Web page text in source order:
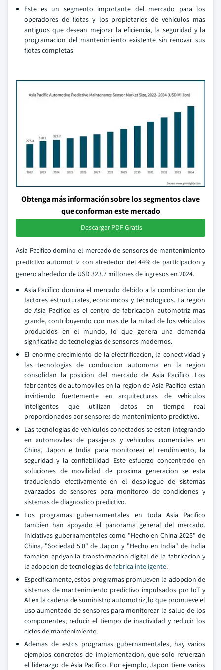
Este es un segmento importante del mercado para los
operadores de flotas y los propietarios de vehiculos mas
antiguos que desean mejorar la eficiencia, la seguridad y la
programacion del mantenimiento existente sin renovar sus
flotas completas.
Obtenga más información sobre los segmentos clave
que conforman este mercado
Descargar PDF Gratis
Asia Pacifico domino el mercado de sensores de mantenimiento
predictivo automotriz con alrededor del 44% de participacion y
genero alrededor de USD 323.7 millones de ingresos en 2024.
Asia Pacifico domina el mercado debido a la combinacion de
factores estructurales, economicos y tecnologicos. La region
de Asia Pacifico es el centro de fabricacion automotriz mas
grande, contribuyendo con mas de la mitad de los vehiculos
producidos en el mundo, lo que genera una demanda
significativa de tecnologias de sensores modernos.
El enorme crecimiento de la electrificacion, la conectividad y
las tecnologias de conduccion autonoma en la region
consolidan la posicion del mercado de Asia Pacifico. Los
fabricantes de automoviles en la region de Asia Pacifico estan
invirtiendo fuertemente en arquitecturas de vehiculos
inteligentes que utilizan datos en tiempo real
proporcionados por sensores de mantenimiento predictivo.
Las tecnologias de vehiculos conectados se estan integrando
en automoviles de pasajeros y vehiculos comerciales en
China, Japon e India para monitorear el rendimiento, la
seguridad y la confiabilidad. Este esfuerzo concentrado en
soluciones de movilidad de proxima generacion se esta
traduciendo efectivamente en el despliegue de sistemas
avanzados de sensores para monitoreo de condiciones y
sistemas de diagnostico predictivo.
Los programas gubernamentales en toda Asia Pacifico
tambien han apoyado el panorama general del mercado.
Iniciativas gubernamentales como "Hecho en China 2025" de
China, "Sociedad 5.0" de Japon y "Hecho en India" de India
tambien apoyan la transformacion digital de la fabricacion y
la adopcion de tecnologias defabrica inteligente.
Especificamente, estos programas promueven la adopcion de
sistemas de mantenimiento predictivo impulsados por IoT y
AI en la cadena de suministro automotriz, lo que promueve el
uso aumentado de sensores para monitorear la salud de los
componentes, reducir el tiempo de inactividad y reducir los
ciclos de mantenimiento.
Ademas de estos programas gubernamentales, hay varios
ejemplos concretos de implementacion, que solo refuerzan
el liderazgo de Asia Pacifico. Por ejemplo, Japon tiene varios